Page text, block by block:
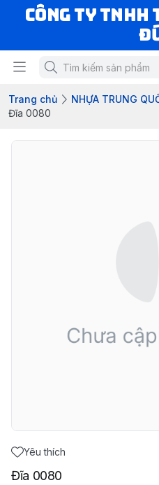
CÔNG TY
Trang chủ NHỰA TRUNG
Đĩa 0080
Yêu thích
Đĩa 0080